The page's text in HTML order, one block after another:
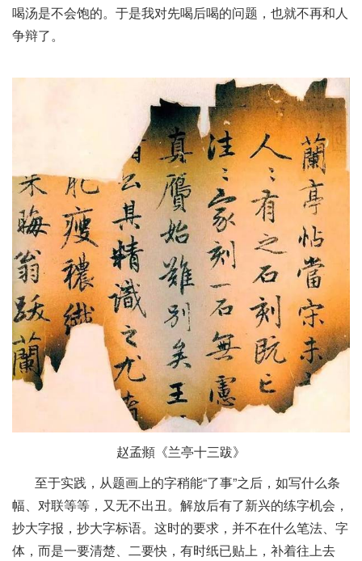
喝汤是不会饱的。于是我对先喝后喝的问题，也就不再和人
争辩了。
赵孟頫《兰亭十三跋》
至于实践，从题画上的字稍能“了事”之后，如写什么条
幅、对联等等，又无不出丑。解放后有了新兴的练字机会，
抄大字报，抄大字标语。这时的要求，并不在什么笔法、字
体，而是一要清楚、二要快，有时纸已贴上，补着往上去